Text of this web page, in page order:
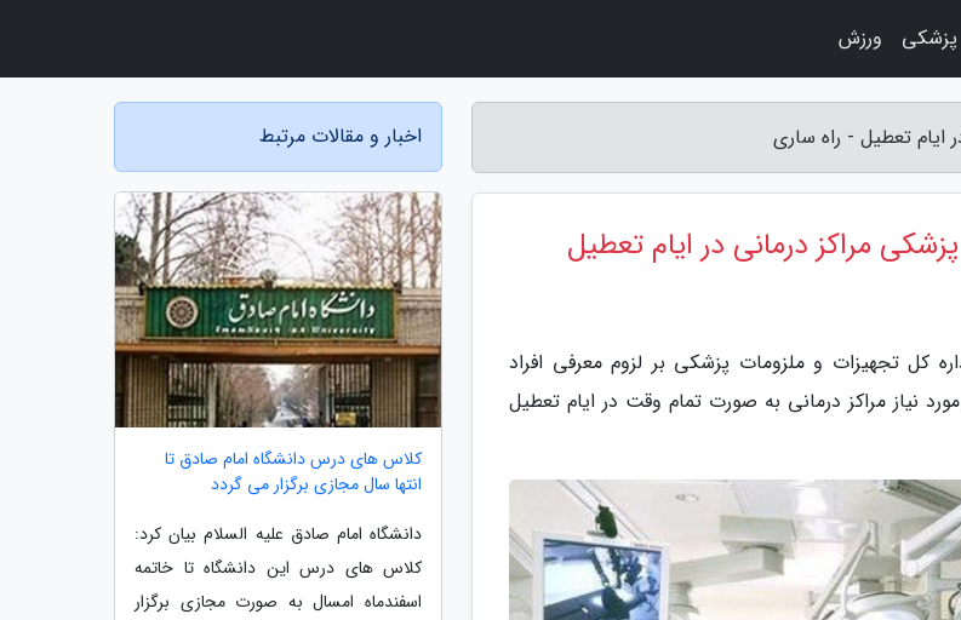
ایام تعطیل - راه ساری
مراکز درمانی در ایام تعطیل
کل تجهیزات و ملزومات پزشکی بر لزوم معرفی افراد
نیاز مراکز درمانی به صورت تمام وقت در ایام تعطیل
اخبار و مقالات مرتبط
کلاس های درس دانشگاه امام صادق تا
انتها سال مجازی برگزار می گردد
دانشگاه امام صادق علیه السلام بیان کرد:
کلاس های درس این دانشگاه تا خاتمه
اسفندماه امسال به صورت مجازی برگزار
پزشکی ورزش